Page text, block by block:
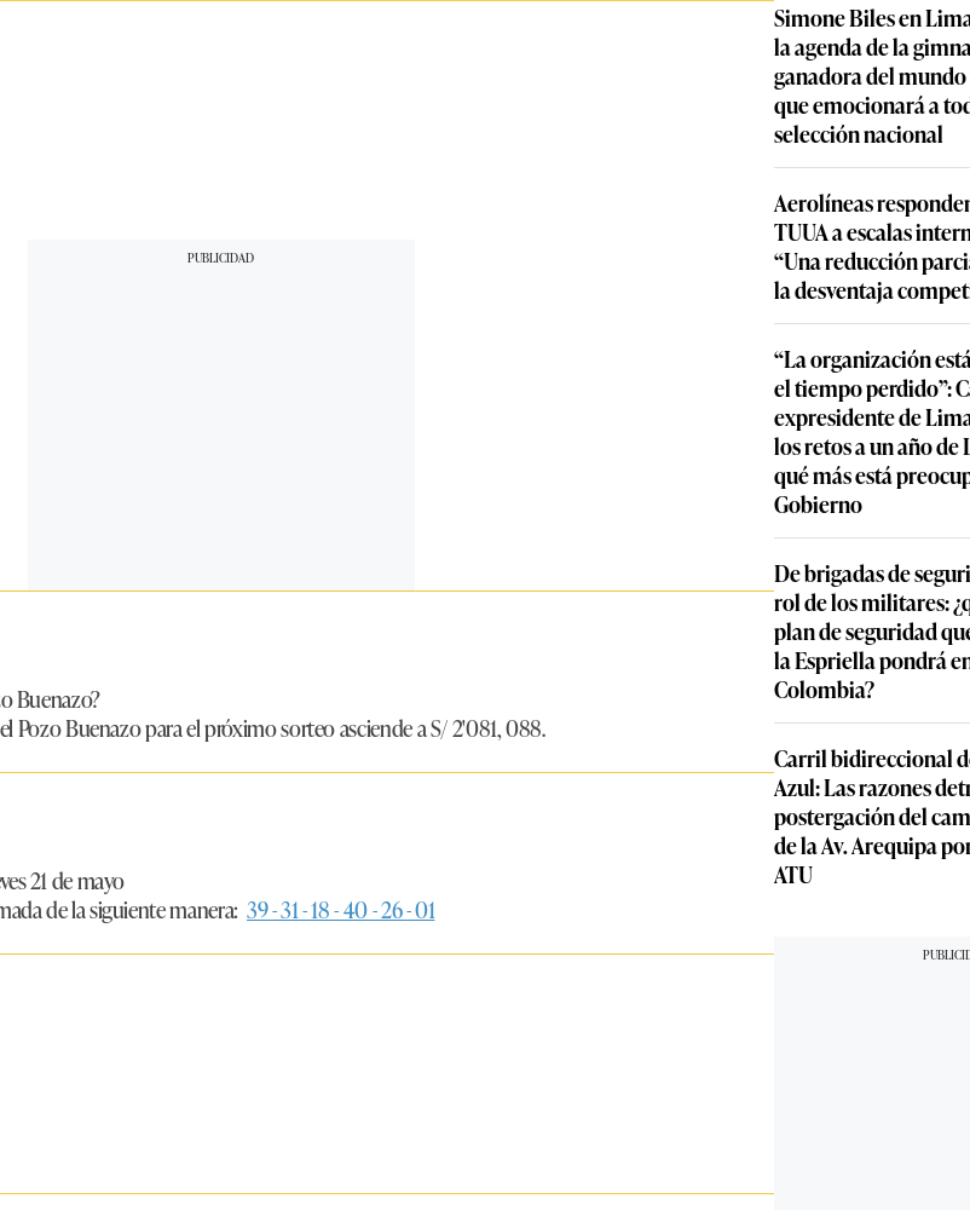
Buenazo?
Pozo Buenazo para el próximo sorteo asciende a S/ 2'081, 088.
21 de mayo
de la siguiente manera:39 - 31 - 18 - 40 - 26 - 01
Simone Biles en
la agenda de la
ganadora del
que emocionará a
selección nacional
Aerolíneas
TUUA a escalas
“Una reducción
la desventaja
“La organización
el tiempo perdido”:
expresidente de
los retos a un año de
qué más está
Gobierno
De brigadas de
rol de los militares:
plan de seguridad
la Espriella pondrá
Colombia?
Carril bidireccional
Azul: Las razones
postergación del
de la Av. Arequipa
ATU